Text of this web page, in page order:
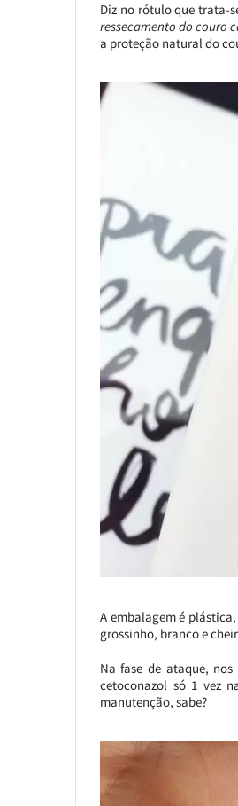
Diz no rótulo que trata-
ressecamento do couro
a proteção natural do
A embalagem é
grossinho, branco e
Na fase de ataque,
cetoconazol só 1 vez
manutenção, sabe?